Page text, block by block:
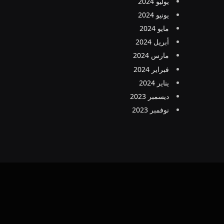
يونيو 2024
مايو 2024
أبريل 2024
مارس 2024
فبراير 2024
يناير 2024
ديسمبر 2023
نوفمبر 2023